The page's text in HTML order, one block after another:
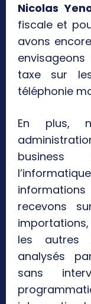
Nicolas
fiscale et
avons
taxe sur
téléphonie
En plus,
business
recevons
les autres
analysés
sans